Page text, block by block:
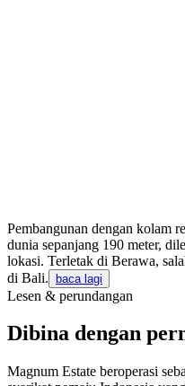
Pembangunan dengan kolam
dunia sepanjang 190 meter,
lokasi. Terletak di Berawa,
di Bali. baca lagi
Lesen & perundangan
Dibina dengan
Magnum Estate beroperasi